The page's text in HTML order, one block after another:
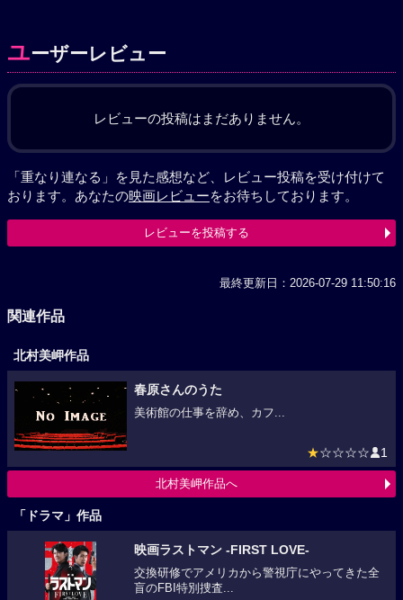
ユーザーレビュー
レビューの投稿はまだありません。
「重なり連なる」を見た感想など、レビュー投稿を受け付けて
おります。あなたの映画レビューをお待ちしております。
レビューを投稿する
最終更新日：2026-07-29 11:50:16
関連作品
北村美岬作品
春原さんのうた
美術館の仕事を辞め、カフ...
★☆☆☆☆ 1
北村美岬作品へ
「ドラマ」作品
映画ラストマン -FIRST LOVE-
交換研修でアメリカから警視庁にやってきた全
盲のFBI特別捜査...